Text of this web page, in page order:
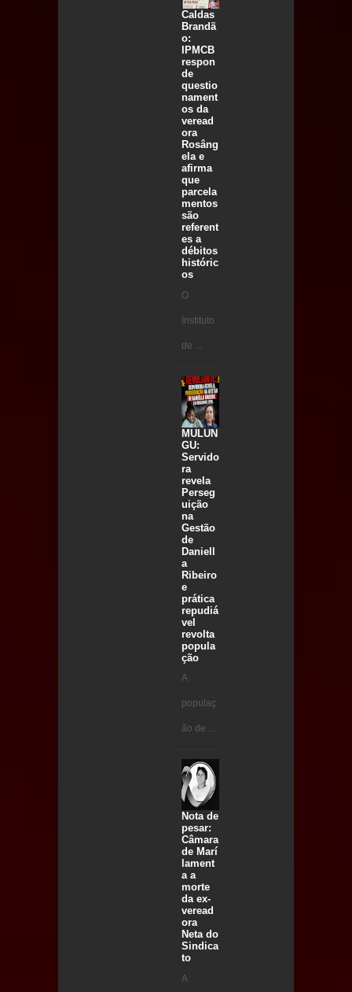
Caldas
Brandã
o:
IPMCB
respon
de
questio
nament
os da
veread
ora
Rosâng
ela e
afirma
que
parcela
mentos
são
referent
es a
débitos
históric
os
O
Instituto
de ...
MULUN
GU:
Servido
ra
revela
Perseg
uição
na
Gestão
de
Daniell
a
Ribeiro
e
prática
repudiá
vel
revolta
popula
ção
A
populaç
ão de ...
Nota de
pesar:
Câmara
de Marí
lament
a a
morte
da ex-
veread
ora
Neta do
Sindica
to
A